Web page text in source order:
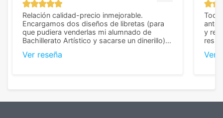
Relación calidad-precio inmejorable.
Encargamos dos diseños de libretas (para
que pudiera venderlas mi alumnado de
Bachillerato Artístico y sacarse un dinerillo) y
diferencia, con libretas de muy buena calidad
Ver reseña
Todo
y
Ver